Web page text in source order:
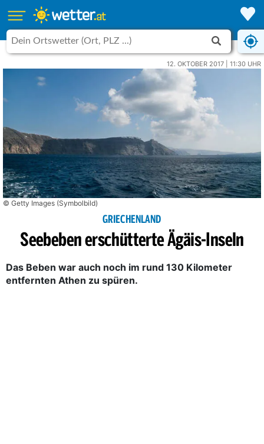
12. OKTOBER 2017 | 11:30 UHR
© Getty Images (Symbolbild)
GRIECHENLAND
Seebeben erschütterte Ägäis-Inseln
Das Beben war auch noch im rund 130 Kilometer
entfernten Athen zu spüren.